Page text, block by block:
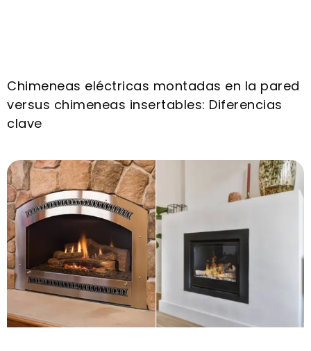
Chimeneas eléctricas montadas en la pared
versus chimeneas insertables: Diferencias
clave